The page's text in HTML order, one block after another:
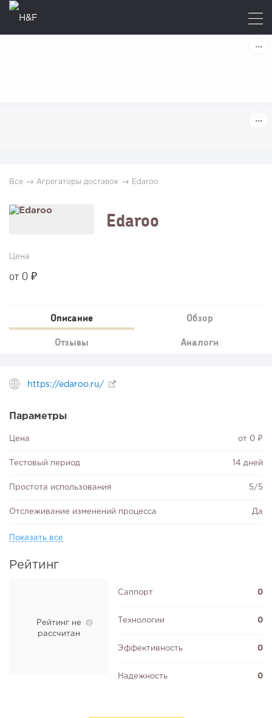
Все → Агрегаторы доставок → Edaroo
Edaroo
Цена
от 0 ₽
Описание Обзор
Отзывы Аналоги
https://edaroo.ru/
Параметры
Цена от 0 ₽
Тестовый период 14 дней
Простота использования 5/5
Отслеживание изменений процесса Да
Показать все
Рейтинг
Рейтинг не
рассчитан
Саппорт 0
Технологии 0
Эффективность 0
Надежность 0